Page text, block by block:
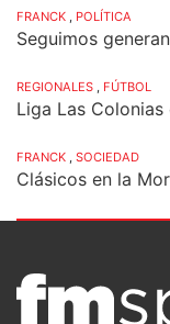
FRANCK , POLÍTICA
Seguimos
REGIONALES , FÚTBOL
Liga Las
FRANCK , SOCIEDAD
Clásicos en la